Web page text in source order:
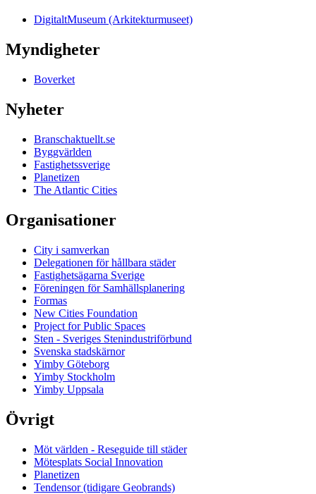
DigitaltMuseum (Arkitekturmuseet)
Myndigheter
Boverket
Nyheter
Branschaktuellt.se
Byggvärlden
Fastighetssverige
Planetizen
The Atlantic Cities
Organisationer
City i samverkan
Delegationen för hållbara städer
Fastighetsägarna Sverige
Föreningen för Samhällsplanering
Formas
New Cities Foundation
Project for Public Spaces
Sten - Sveriges Stenindustriförbund
Svenska stadskärnor
Yimby Göteborg
Yimby Stockholm
Yimby Uppsala
Övrigt
Möt världen - Reseguide till städer
Mötesplats Social Innovation
Planetizen
Tendensor (tidigare Geobrands)